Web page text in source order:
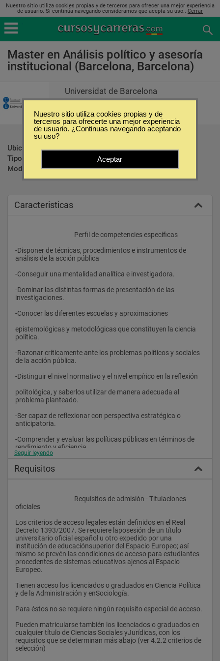
Nuestro sitio utiliza cookies propias y de terceros para ofrecer una mejor experiencia
de usuario. Si continúa navegando consideramos que acepta su uso.. Cerrar
Master en Análisis político y asesoría
institucional (Barcelona, Barcelona)
Universidat de Barcelona
Ubicación:
Barcelona - Barcelona
Tipo:
Modalidad:
Presencial
Caracteristicas
					Perfil de competencies específicas
-Disponer de técnicas, procedimientos e instrumentos de
análisis de la acción pública
-Conseguir una mentalidad analítica e investigadora.
-Dominar las distintas formas de presentación de las
investigaciones.
-Conocer las diferentes escuelas y aproximaciones
epistemológicas y metodológicas que constituyen la ciencia
política.
-Razonar críticamente ante los problemas políticos y sociales
de la acción pública.
-Distinguir el nivel normativo y el nivel empírico en la reflexión
politológica, y saberlos utilizar de manera adecuada al
problema planteado.
-Ser capaz de reflexionar con perspectiva estratégica o
anticipatoria.
-Comprender y evaluar las políticas públicas en términos de
rendimiento y eficiencia.
investigación propia o en equipo.
en las instituciones públicas.
-Reforzar el compromiso ético y deontológico derivado de la
doble posición de investigador y ciudadano.
..Perfil de competencias transversales
-Compromiso ético (capacidad crítica y autocrítica; capacidad
de mostrar actitudes coherentes con las concepciones éticas y
deontológicas)
-Capacidad de aprendizaje y responsabilidad (análisis,
síntesis, iniciativa y trabajo en equipo)
-Capacidad comunicativa (expresión oral y escrita, dominio del
lenguaje especializado)
-Reforzamiento de los valores democráticos (pluralismo,
igualdad de género, sostenibilidad)
. Objetivos formativos
Seguir leyendo
Requisitos
oficiales
Los criterios de acceso legales están definidos en el Real
Decreto 1393/2007. Se requiere laposesión de un título
universitario oficial español u otro expedido por una
institución de educaciónsuperior del Espacio Europeo; así
mismo se prevén las condiciones de acceso para estudiantes
procedentes de sistemas educativos ajenos al Espacio
Europeo.
Tienen acceso los licenciados o graduados en Ciencia Política
y de la Administración y enSociología.
Para éstos no se requiere ningún requisito especial de acceso.
Pueden matricularse también los licenciados o graduados en
cualquier título de Ciencias Sociales yJurídicas, con los
requisitos que se determinan más abajo (ver 4.2.2 criterios de
selección)
Nuestro sitio utiliza cookies propias y de
terceros para ofrecerte una mejor experiencia
de usuario. ¿Continuas navegando aceptando
su uso?
Aceptar